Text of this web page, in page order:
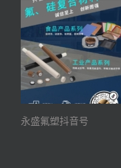
永盛氟塑抖音号